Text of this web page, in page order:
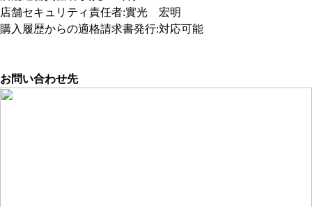
店舗セキュリティ責任者:實光 宏明
購入履歴からの適格請求書発行:対応可能
お問い合わせ先